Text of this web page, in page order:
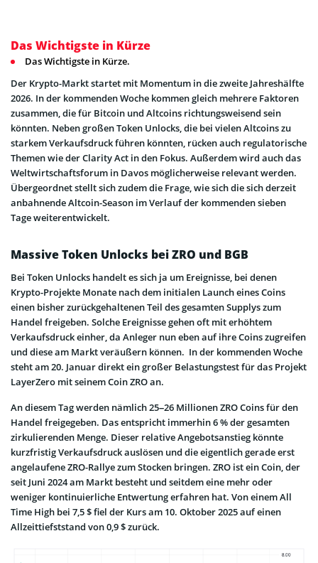
Das Wichtigste in Kürze
Das Wichtigste in Kürze.
Der Krypto-Markt startet mit Momentum in die zweite Jahreshälfte
2026. In der kommenden Woche kommen gleich mehrere Faktoren
zusammen, die für Bitcoin und Altcoins richtungsweisend sein
könnten. Neben großen Token Unlocks, die bei vielen Altcoins zu
starkem Verkaufsdruck führen könnten, rücken auch regulatorische
Themen wie der Clarity Act in den Fokus. Außerdem wird auch das
Weltwirtschaftsforum in Davos möglicherweise relevant werden.
Übergeordnet stellt sich zudem die Frage, wie sich die sich derzeit
anbahnende Altcoin-Season im Verlauf der kommenden sieben
Tage weiterentwickelt.
Massive Token Unlocks bei ZRO und BGB
Bei Token Unlocks handelt es sich ja um Ereignisse, bei denen
Krypto-Projekte Monate nach dem initialen Launch eines Coins
einen bisher zurückgehaltenen Teil des gesamten Supplys zum
Handel freigeben. Solche Ereignisse gehen oft mit erhöhtem
Verkaufsdruck einher, da Anleger nun eben auf ihre Coins zugreifen
und diese am Markt veräußern können. In der kommenden Woche
steht am 20. Januar direkt ein großer Belastungstest für das Projekt
LayerZero mit seinem Coin ZRO an.
An diesem Tag werden nämlich 25–26 Millionen ZRO Coins für den
Handel freigegeben. Das entspricht immerhin 6 % der gesamten
zirkulierenden Menge. Dieser relative Angebotsanstieg könnte
kurzfristig Verkaufsdruck auslösen und die eigentlich gerade erst
angelaufene ZRO-Rallye zum Stocken bringen. ZRO ist ein Coin, der
seit Juni 2024 am Markt besteht und seitdem eine mehr oder
weniger kontinuierliche Entwertung erfahren hat. Von einem All
Time High bei 7,5 $ fiel der Kurs am 10. Oktober 2025 auf einen
Allzeittiefststand von 0,9 $ zurück.